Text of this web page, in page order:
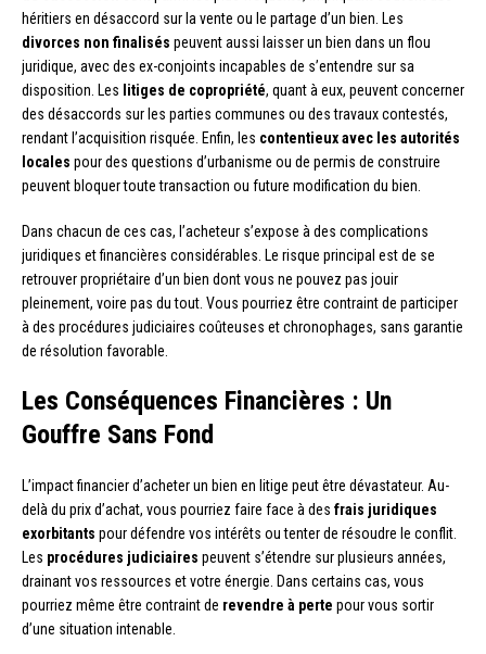
héritiers en désaccord sur la vente ou le partage d’un bien. Les
divorces non finalisés peuvent aussi laisser un bien dans un flou
juridique, avec des ex-conjoints incapables de s’entendre sur sa
disposition. Les litiges de copropriété, quant à eux, peuvent concerner
des désaccords sur les parties communes ou des travaux contestés,
rendant l’acquisition risquée. Enfin, les contentieux avec les autorités
locales pour des questions d’urbanisme ou de permis de construire
peuvent bloquer toute transaction ou future modification du bien.
Dans chacun de ces cas, l’acheteur s’expose à des complications
juridiques et financières considérables. Le risque principal est de se
retrouver propriétaire d’un bien dont vous ne pouvez pas jouir
pleinement, voire pas du tout. Vous pourriez être contraint de participer
à des procédures judiciaires coûteuses et chronophages, sans garantie
de résolution favorable.
Les Conséquences Financières : Un
Gouffre Sans Fond
L’impact financier d’acheter un bien en litige peut être dévastateur. Au-
delà du prix d’achat, vous pourriez faire face à des frais juridiques
exorbitants pour défendre vos intérêts ou tenter de résoudre le conflit.
Les procédures judiciaires peuvent s’étendre sur plusieurs années,
drainant vos ressources et votre énergie. Dans certains cas, vous
pourriez même être contraint de revendre à perte pour vous sortir
d’une situation intenable.